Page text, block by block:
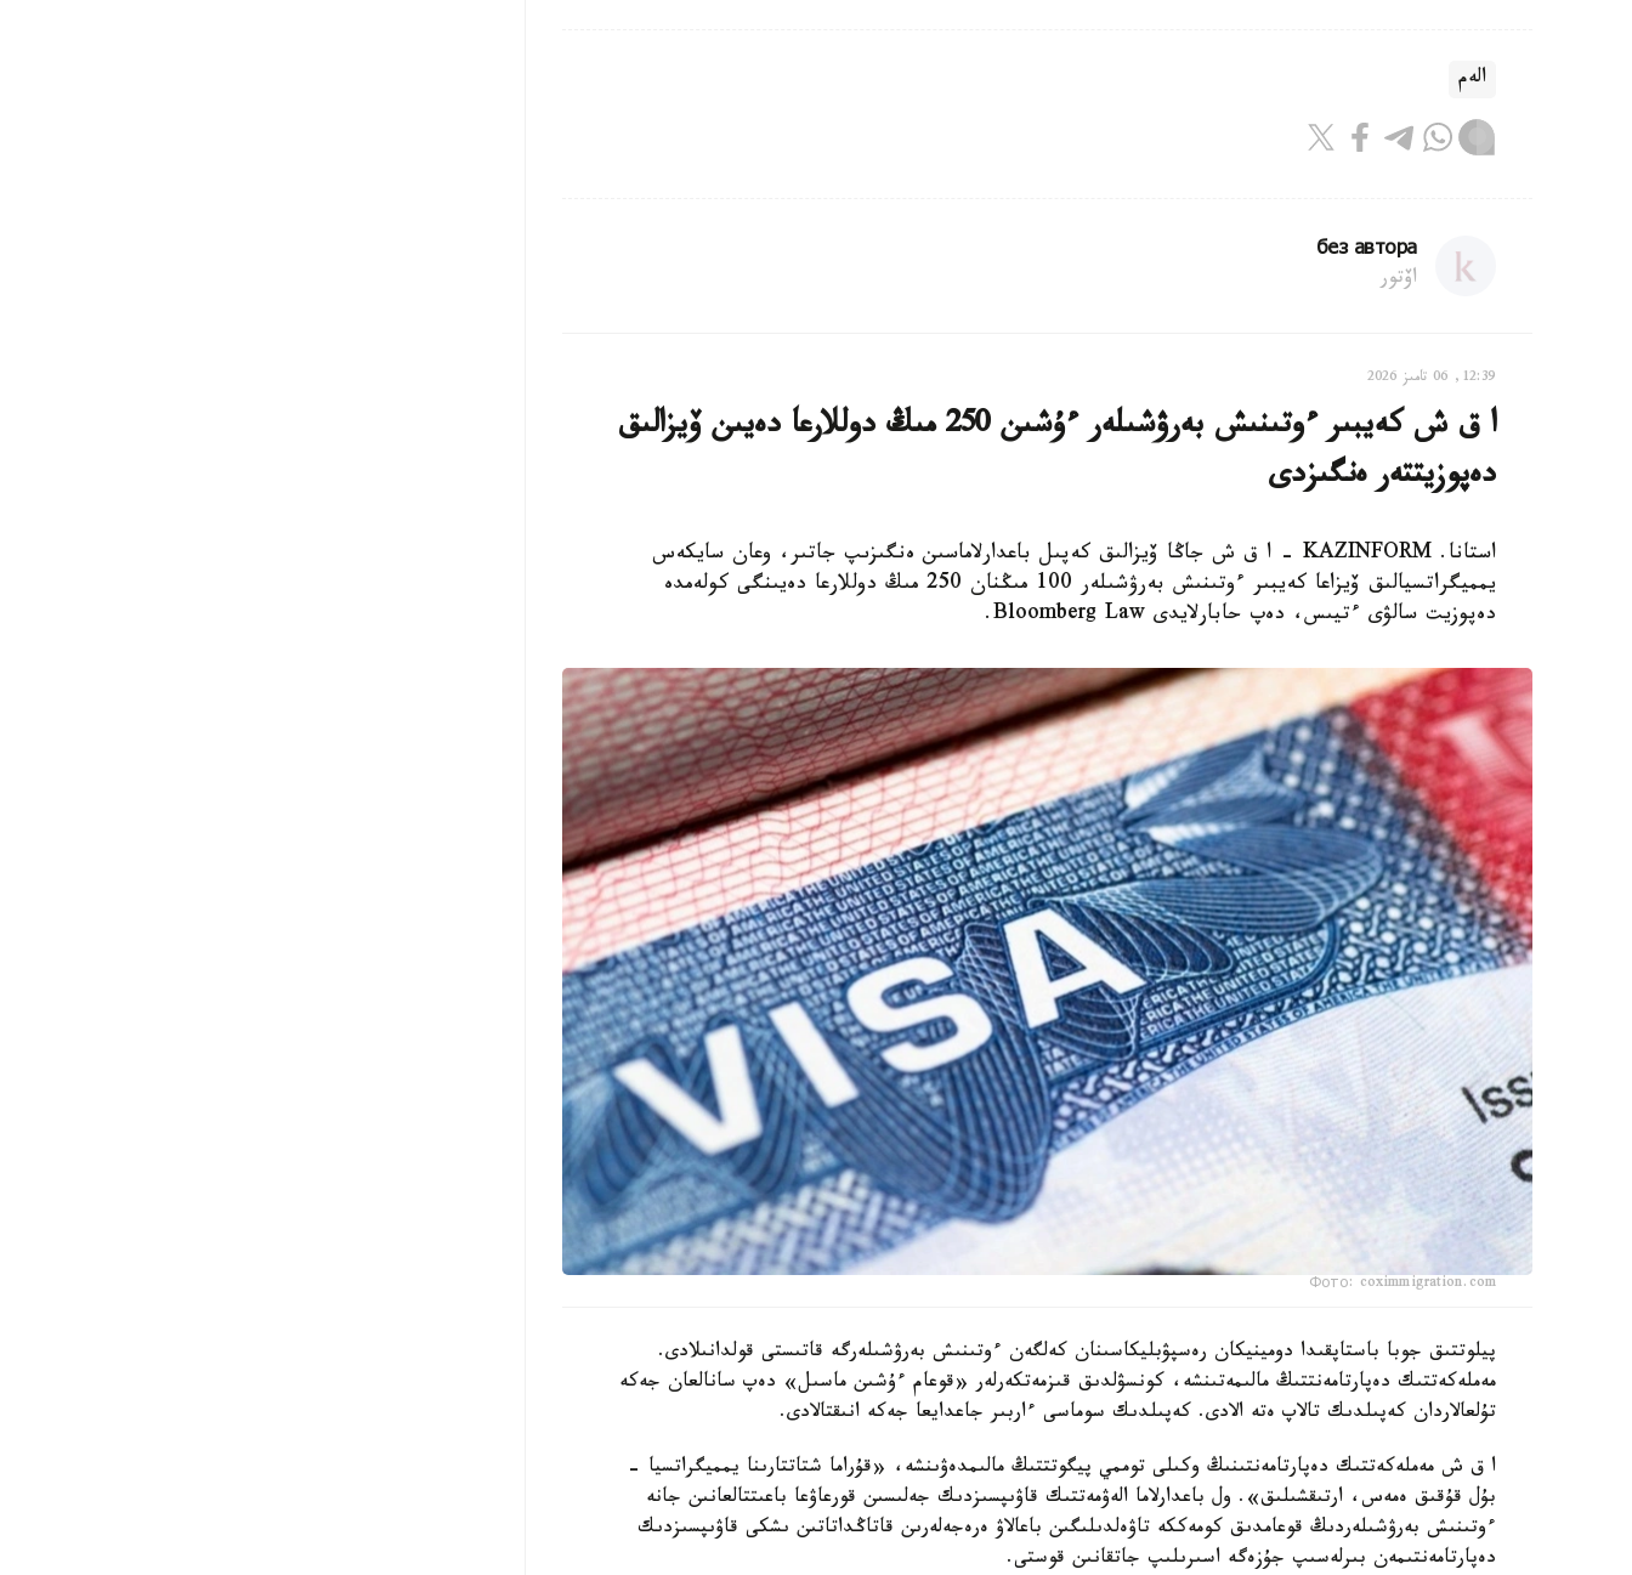
الەم
без автора
اۆتور
12:39, 06 تامىز 2026
ا ق ش كەيبىر ءوتىنىش بەرۋشىلەر ءۇشىن 250 مىڭ دوللارعا دەيىن ۆيزالىق
دەپوزيتتەر ەنگىزدى
استانا. KAZINFORM – ا ق ش جاڭا ۆيزالىق كەپىل باعدارلاماسىن ەنگىزىپ جاتىر، وعان سايكەس
يمميگراتسيالىق ۆيزاعا كەيبىر ءوتىنىش بەرۋشىلەر 100 مىڭنان 250 مىڭ دوللارعا دەيىنگى كولەمدە
دەپوزيت سالۋى ءتيىس، دەپ حابارلايدى Bloomberg Law.
Фото: coximmigration.com
پيلوتتىق جوبا باستاپقىدا دومينيكان رەسپۋبليكاسىنان كەلگەن ءوتىنىش بەرۋشىلەرگە قاتىستى قولدانىلادى.
مەملەكەتتىك دەپارتامەنتتىڭ مالىمەتىنشە، كونسۋلدىق قىزمەتكەرلەر «قوعام ءۇشىن ماسىل» دەپ سانالعان جەكە
تۇلعالاردان كەپىلدىك تالاپ ەتە الادى. كەپىلدىك سوماسى ءاربىر جاعدايعا جەكە انىقتالادى.
ا ق ش مەملەكەتتىك دەپارتامەنتىنىڭ وكىلى توممي پيگوتتتىڭ مالىمدەۋىنشە، «قۇراما شتاتتارىنا يمميگراتسيا -
بۇل قۇقىق ەمەس، ارتىقشىلىق». ول باعدارلاما الەۋمەتتىك قاۋىپسىزدىك جەلىسىن قورعاۋعا باعىتتالعانىن جانە
ءوتىنىش بەرۋشىلەردىڭ قوعامدىق كومەككە تاۋەلدىلىگىن باعالاۋ ەرەجەلەرىن قاتاڭداتاتىن ىشكى قاۋىپسىزدىك
دەپارتامەنتىمەن بىرلەسىپ جۇزەگە اسىرىلىپ جاتقانىن قوستى.